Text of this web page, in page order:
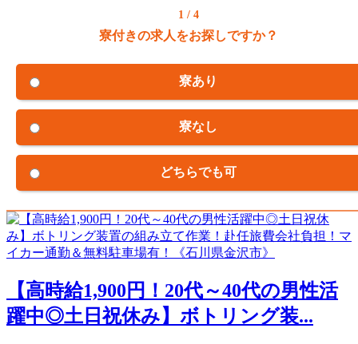
1 / 4
寮付きの求人をお探しですか？
寮あり
寮なし
どちらでも可
【高時給1,900円！20代～40代の男性活
躍中◎土日祝休み】ボトリング装...